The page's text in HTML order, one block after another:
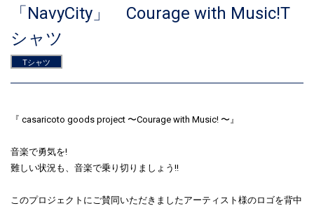
「NavyCity」 Courage with Music!T
シャツ
Tシャツ
『 casaricoto goods project 〜Courage with Music! 〜』
音楽で勇気を!
難しい状況も、音楽で乗り切りましょう!!
このプロジェクトにご賛同いただきましたアーティスト様のロゴを背中